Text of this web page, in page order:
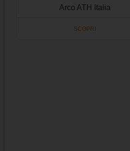
Arco ATH Italia
SCOPRI